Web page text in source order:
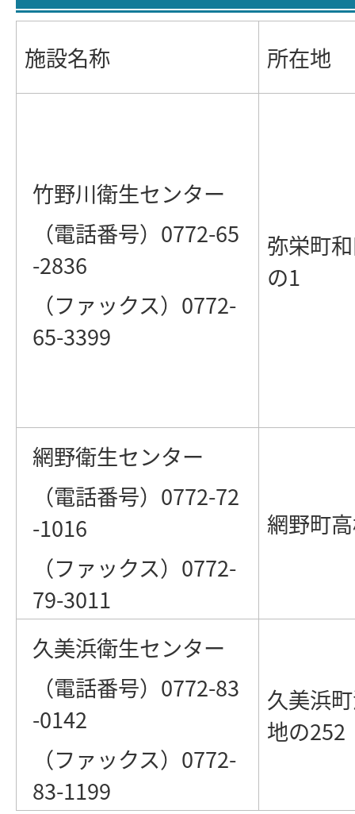
施設名称 所在地
竹野川衛生センター
（電話番号）0772-65
-2836
（ファックス）0772-
65-3399
弥栄町
の1
網野衛生センター
（電話番号）0772-72
-1016
（ファックス）0772-
79-3011
網野町
久美浜衛生センター
（電話番号）0772-83
-0142
（ファックス）0772-
83-1199
久美浜
地の252